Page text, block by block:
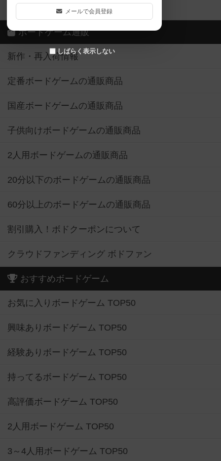
メールで会員登録
しばらく表示しない
ボドゲーマご利用案内
ボードゲーム通販
新作・再入荷情報
定番ボードゲームの通販商品
国産ボードゲームの通販商品
子供向けボードゲームの通販商品
2人用ボードゲームの通販商品
20分以下のボードゲームの通販商品
60分以上のボードゲームの通販商品
割引購入！ボドクーポンについて
クラウドファンディング ボドファン
おすすめボードゲーム
お気に入りボードゲーム TOP50
興味ありボードゲーム TOP50
経験ありボードゲーム TOP50
持ってるボードゲーム TOP50
高評価ボードゲーム TOP50
2人用ボードゲーム TOP50
3～4人用ボードゲーム TOP50